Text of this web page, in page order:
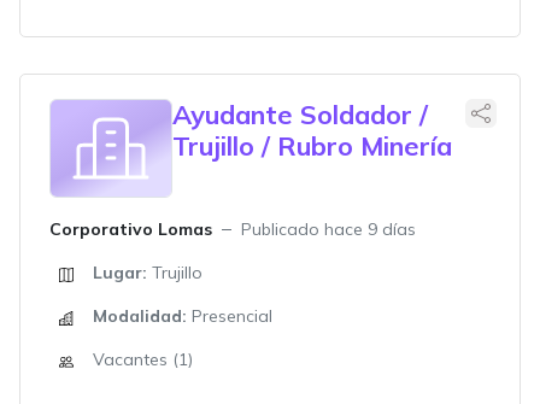
Ayudante Soldador /
Trujillo / Rubro Minería
Corporativo Lomas
Publicado hace 9 días
Lugar: Trujillo
Modalidad: Presencial
Vacantes (1)